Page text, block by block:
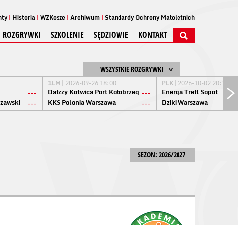
Historia WZKosze Archiwum Standardy Ochrony Małoletnich
ROZGRYWKI SZKOLENIE SĘDZIOWIE KONTAKT
WSZYSTKIE ROZGRYWKI
---
---
1LM | 2026-09-26 18:00
Datzzy Kotwica Port Kołobrzeg ---
KKS Polonia Warszawa
---
PLK | 2026-10-02 20:15
Energa Trefl Sopot
Dziki Warszawa
SEZON: 2026/2027